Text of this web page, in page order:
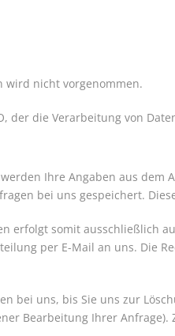
wird nicht vorgenommen.
der die Verarbeitung von
Ihre Angaben aus
bei uns gespeichert.
somit ausschließlich
per E-Mail an uns. Die
bei uns, bis Sie uns zur
Bearbeitung Ihrer